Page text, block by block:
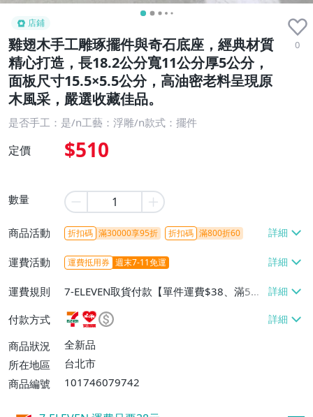
店鋪
雞翅木手工雕琢擺件與奇石底座，經典材質
精心打造，長18.2公分寬11公分厚5公分，
面板尺寸15.5×5.5公分，高油密老料呈現原
木風采，嚴選收藏佳品。
0
是否手工：是/n工藝：浮雕/n款式：擺件
定價 $510
數量
商品活動 折扣碼 滿30000享95折 折扣碼 滿800折60
運費活動 運費抵用券 週末7-11免運
運費規則
7-ELEVEN取貨付款【單件運費$38、滿5件
或消費滿$1298免運費】、7-ELEVEN取貨
不付款【免運費】、萊爾富取貨付款【單件
運費$60、滿5件或消費滿$1298免運
費】、宅配/貨運【單件運費$120、滿5件
付款方式
商品狀況
全新品
所在地區
台北市
商品編號
101746079742